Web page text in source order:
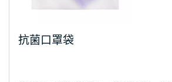
抗菌口罩袋